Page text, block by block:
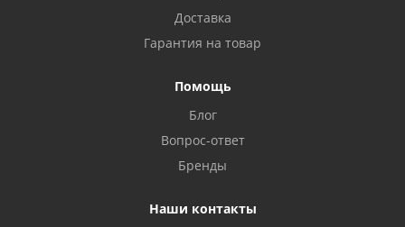
Доставка
Гарантия на товар
Помощь
Блог
Вопрос-ответ
Бренды
Наши контакты